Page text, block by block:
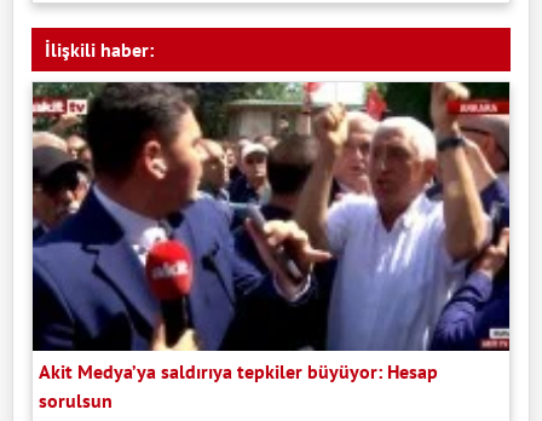
İlişkili haber:
Akit Medya’ya saldırıya tepkiler büyüyor: Hesap
sorulsun